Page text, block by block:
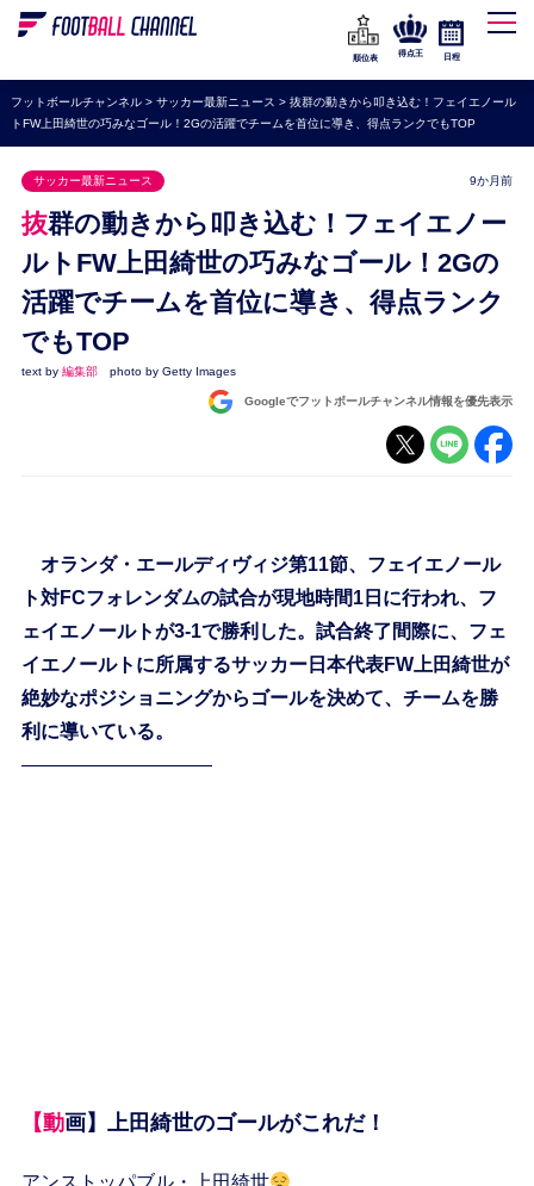
WEリーグ
海外サッカー
プレミアリーグ
ラ・リーガ
セリエA
ブンデスリーガ
UEFA
ナショナルチーム
順位表
得点王 日程
フットボールチャンネル> サッカー最新ニュース > 抜群の動きから叩き込む！フェイエノール
トFW上田綺世の巧みなゴール！2Gの活躍でチームを首位に導き、得点ランクでもTOP
サッカー最新ニュース 9か月前
抜群の動きから叩き込む！フェイエノー
ルトFW上田綺世の巧みなゴール！2Gの
活躍でチームを首位に導き、得点ランク
でもTOP
text by 編集部 photo by Getty Images
Googleでフットボールチャンネル情報を優先表示
オランダ・エールディヴィジ第11節、フェイエノール
ト対FCフォレンダムの試合が現地時間1日に行われ、フ
ェイエノールトが3-1で勝利した。試合終了間際に、フェ
イエノールトに所属するサッカー日本代表FW上田綺世が
絶妙なポジショニングからゴールを決めて、チームを勝
利に導いている。
——————————
【動画】上田綺世のゴールがこれだ！
アンストッパブル・上田綺世